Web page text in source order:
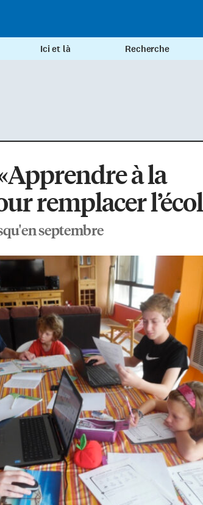
Ici et là Recherche
à la
remplacer
septembre